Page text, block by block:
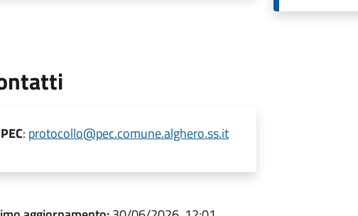
PEC: protocollo@pec.comune.alghero.ss.it